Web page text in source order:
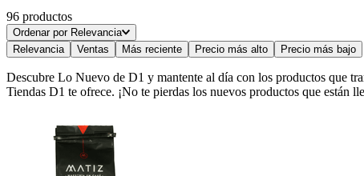
Isotónica y energizantes
INN
SWIGEN/IZOTS
IZOTS
ALMONDEE
96 productos
Ordenar por Relevancia
Relevancia
Ventas Más reciente Precio más alto Precio más bajo
Descubre Lo Nuevo de D1 y mantente al día con los productos que
Tiendas D1 te ofrece. ¡No te pierdas los nuevos productos que están